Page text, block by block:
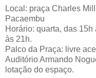
Local: praça Charles
Pacaembu
Horário: quarta, das
às 21h.
Palco da Praça: livre
Auditório Armando
lotação do espaço.